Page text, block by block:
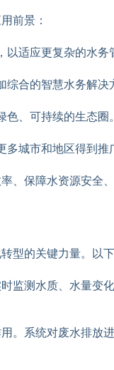
前景：
适应更复杂的水务
合的智慧水务解决
、可持续的生态圈。
城市和地区得到推
、保障水资源安
的关键力量。以
监测水质、水量
系统对废水排